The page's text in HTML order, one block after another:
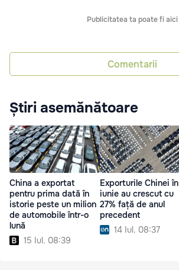
Publicitatea ta poate fi aici
Comentarii
Știri asemănătoare
China a exportat
pentru prima dată în
istorie peste un milion
de automobile într-o
lună
15 Iul. 08:39
Exporturile Chinei în
iunie au crescut cu
27% față de anul
precedent
14 Iul. 08:37